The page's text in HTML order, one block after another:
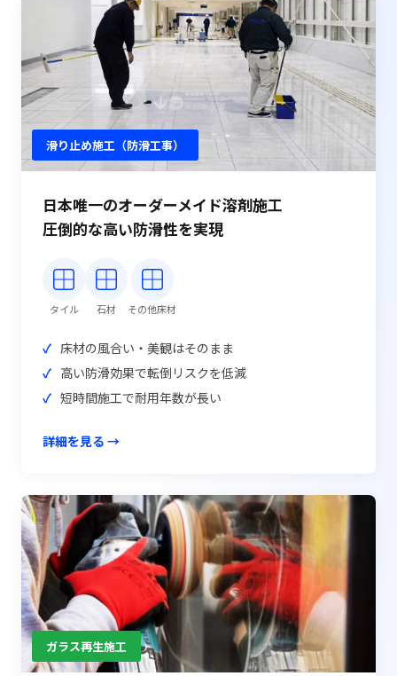
滑り止め施工（防滑工事）
日本唯一のオーダーメイド溶剤施工
圧倒的な高い防滑性を実現
タイル 石材 その他床材
床材の風合い・美観はそのまま
高い防滑効果で転倒リスクを低減
短時間施工で耐用年数が長い
詳細を見る →
ガラス再生施工